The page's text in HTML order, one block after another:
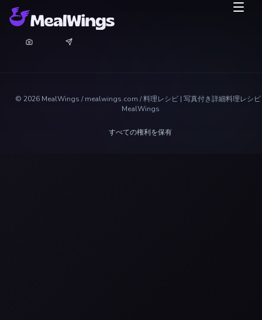
© 2026 MealWings / mealwings.com /料理レシピ | 写真付き詳細料理レシ
MealWings
すべての権利を保有